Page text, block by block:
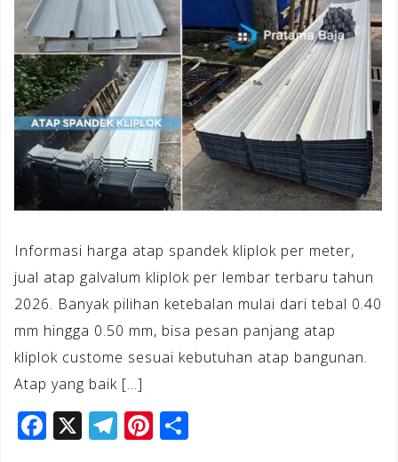
Informasi harga atap spandek kliplok per meter,
jual atap galvalum kliplok per lembar terbaru tahun
2026. Banyak pilihan ketebalan mulai dari tebal 0.40
mm hingga 0.50 mm, bisa pesan panjang atap
kliplok custome sesuai kebutuhan atap bangunan.
Atap yang baik […]
F X T Pi